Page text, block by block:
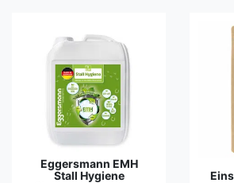
Eggersmann EMH
Stall Hygiene